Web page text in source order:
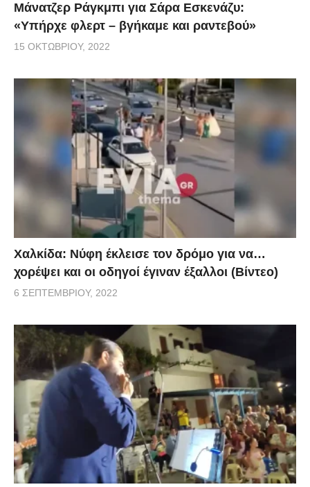
Μάνατζερ Ράγκμπι για Σάρα Εσκενάζυ:
«Υπήρχε φλερτ – βγήκαμε και ραντεβού»
15 ΟΚΤΩΒΡΊΟΥ, 2022
Χαλκίδα: Νύφη έκλεισε τον δρόμο για να…
χορέψει και οι οδηγοί έγιναν έξαλλοι (Βίντεο)
6 ΣΕΠΤΕΜΒΡΊΟΥ, 2022